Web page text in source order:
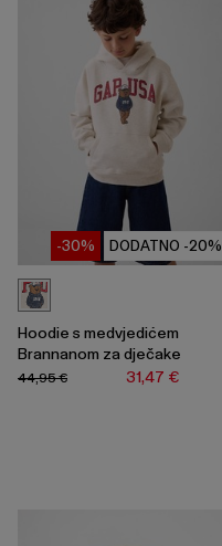
DODATNO -20%
-30%
Hoodie s medvjedićem
Brannanom za dječake
31,47 €
44,95 €